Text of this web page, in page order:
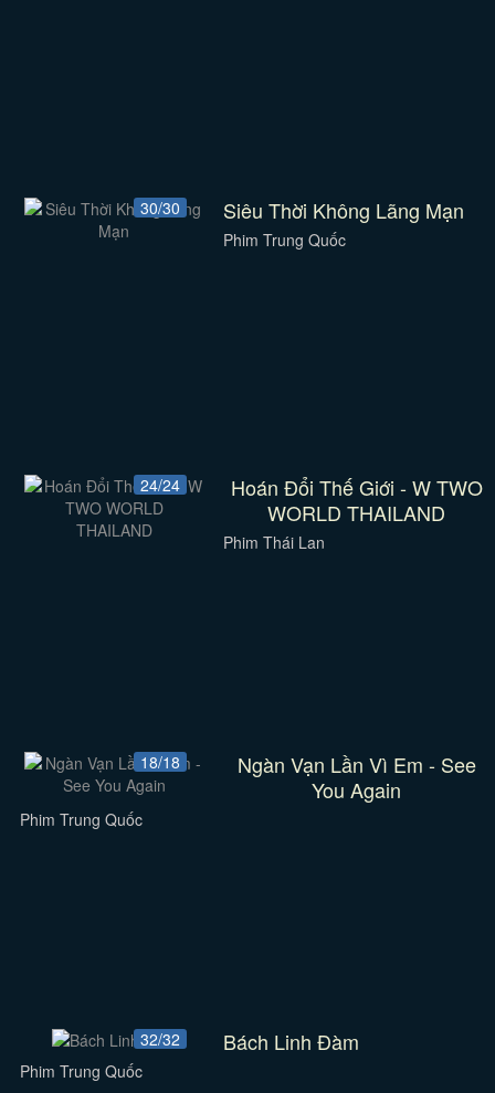
30/30 Siêu Thời Không Lãng Mạn
Phim Trung Quốc
24/24
Hoán Đổi Thế Giới - W TWO
WORLD THAILAND
Phim Thái Lan
18/18
Ngàn Vạn Lần Vì Em - See
You Again
Phim Trung Quốc
32/32 Bách Linh Đàm
Phim Trung Quốc